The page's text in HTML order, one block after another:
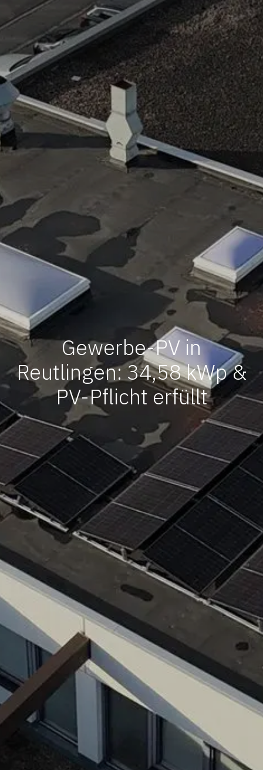
Gewerbe-PV in
Reutlingen: 34,58 kWp &
PV-Pflicht erfüllt